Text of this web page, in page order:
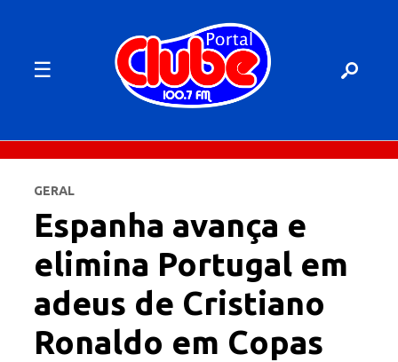
☰
GERAL
Espanha avança e
elimina Portugal em
adeus de Cristiano
Ronaldo em Copas